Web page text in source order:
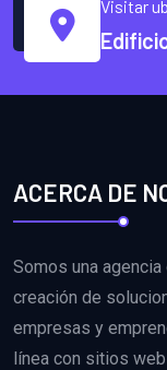
Visitar
ACERCA DE
Somos una
creación de
empresas y
línea con sitios